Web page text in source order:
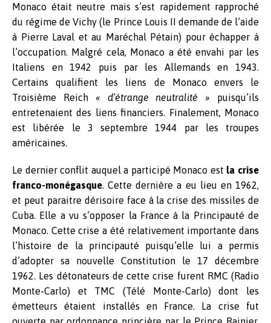
Monaco était neutre mais s’est rapidement rapproché
du régime de Vichy (le Prince Louis II demande de l’aide
à Pierre Laval et au Maréchal Pétain) pour échapper à
l’occupation. Malgré cela, Monaco a été envahi par les
Italiens en 1942 puis par les Allemands en 1943.
Certains qualifient les liens de Monaco envers le
Troisième Reich « d’étrange neutralité » puisqu’ils
entretenaient des liens financiers. Finalement, Monaco
est libérée le 3 septembre 1944 par les troupes
américaines.
Le dernier conflit auquel a participé Monaco est la crise
franco-monégasque. Cette dernière a eu lieu en 1962,
et peut paraitre dérisoire face à la crise des missiles de
Cuba. Elle a vu s’opposer la France à la Principauté de
Monaco. Cette crise a été relativement importante dans
l’histoire de la principauté puisqu’elle lui a permis
d’adopter sa nouvelle Constitution le 17 décembre
1962. Les détonateurs de cette crise furent RMC (Radio
Monte-Carlo) et TMC (Télé Monte-Carlo) dont les
émetteurs étaient installés en France. La crise fut